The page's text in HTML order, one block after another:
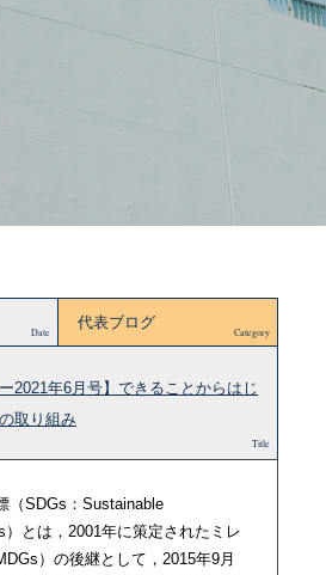
Date
代表ブログ
Category
2021年6月号】できることからはじ
取り組み
Title
（SDGs：Sustainable
）とは，2001年に策定されたミレ
）の後継として，2015年9月